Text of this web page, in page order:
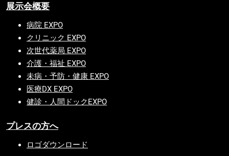
展示会概要
病院 EXPO
クリニック EXPO
次世代薬局 EXPO
介護・福祉 EXPO
未病・予防・健康 EXPO
医療DX EXPO
健診・人間ドックEXPO
プレスの方へ
ロゴダウンロード